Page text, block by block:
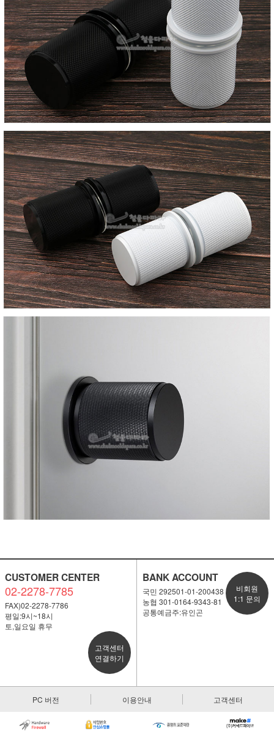
CUSTOMER CENTER
02-2278-7785
FAX)02-2278-7786
평일:9시~18시
토,일요일 휴무
고객센터
연결하기
BANK ACCOUNT
국민 292501-01-200438
농협 301-0164-9343-81
공통예금주:유인곤
비회원
1:1 문의
PC 버전 이용안내 고객센터